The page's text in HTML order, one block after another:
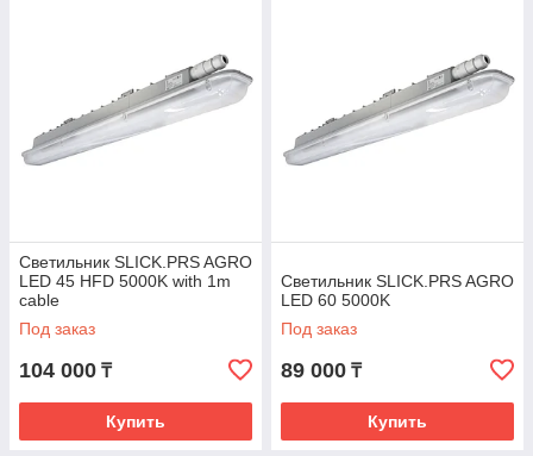
Светильник SLICK.PRS AGRO
LED 45 HFD 5000K with 1m
cable
Под заказ
104 000 ₸
Купить
Светильник SLICK.PRS AGRO
LED 60 5000K
Под заказ
89 000 ₸
Купить